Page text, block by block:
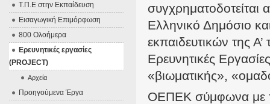
Ελληνικό Δημόσιο
εκπαιδευτικών της
Ερευνητικές
«βιωματικής»,
ΟΕΠΕΚ σύμφωνα με
Τ.Π.Ε στην Εκπαίδευση
Εισαγωγική Επιμόρφωση
800 Ολοήμερα
Ερευνητικές εργασίες
(PROJECT)
Αρχεία
Προηγούμενα Έργα